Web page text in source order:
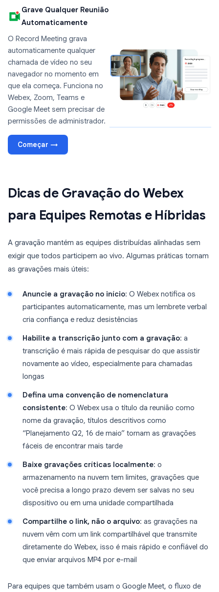
Grave Qualquer Reunião
Automaticamente
O Record Meeting grava
automaticamente qualquer
chamada de vídeo no seu
navegador no momento em
que ela começa. Funciona no
Webex, Zoom, Teams e
Google Meet sem precisar de
permissões de administrador.
Começar →
Dicas de Gravação do Webex
para Equipes Remotas e Híbridas
A gravação mantém as equipes distribuídas alinhadas sem
exigir que todos participem ao vivo. Algumas práticas tornam
as gravações mais úteis:
Anuncie a gravação no início: O Webex notifica os
participantes automaticamente, mas um lembrete verbal
cria confiança e reduz desistências
Habilite a transcrição junto com a gravação: a
transcrição é mais rápida de pesquisar do que assistir
novamente ao vídeo, especialmente para chamadas
longas
Defina uma convenção de nomenclatura
consistente: O Webex usa o título da reunião como
nome da gravação, títulos descritivos como
“Planejamento Q2, 16 de maio” tornam as gravações
fáceis de encontrar mais tarde
Baixe gravações críticas localmente: o
armazenamento na nuvem tem limites, gravações que
você precisa a longo prazo devem ser salvas no seu
dispositivo ou em uma unidade compartilhada
Compartilhe o link, não o arquivo: as gravações na
nuvem vêm com um link compartilhável que transmite
diretamente do Webex, isso é mais rápido e confiável do
que enviar arquivos MP4 por e-mail
Para equipes que também usam o Google Meet, o fluxo de